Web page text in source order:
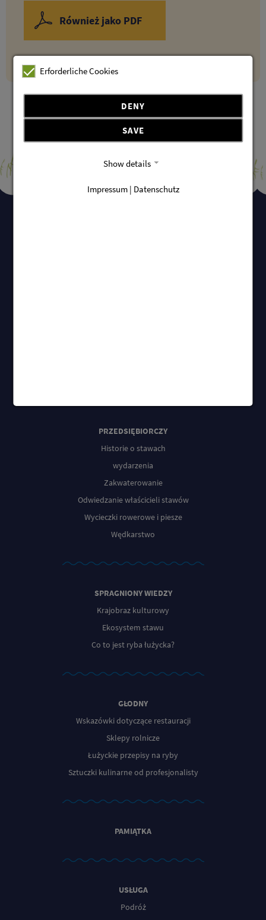
Również jako PDF
PRZEDSIĘBIORCZY
Historie o stawach
wydarzenia
Zakwaterowanie
Odwiedzanie właścicieli stawów
Wycieczki rowerowe i piesze
Wędkarstwo
SPRAGNIONY WIEDZY
Krajobraz kulturowy
Ekosystem stawu
Co to jest ryba łużycka?
GŁODNY
Wskazówki dotyczące restauracji
Sklepy rolnicze
Łużyckie przepisy na ryby
Sztuczki kulinarne od profesjonalisty
PAMIĄTKA
USŁUGA
Podróż
Erforderliche Cookies
DENY
SAVE
Show details
Impressum | Datenschutz